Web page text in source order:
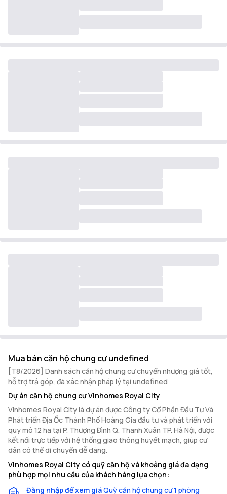
Mua bán căn hộ chung cư undefined
[T8/2026] Danh sách căn hộ chung cư chuyển nhượng giá tốt,
hỗ trợ trả góp, đã xác nhận pháp lý tại undefined
Dự án căn hộ chung cư Vinhomes Royal City
Vinhomes Royal City là dự án được Công ty Cổ Phần Đầu Tư Và
Phát triển Địa Ốc Thành Phố Hoàng Gia đầu tư và phát triển với
quy mô 12 ha tại P. Thượng Đình Q. Thanh Xuân TP. Hà Nội, được
kết nối trực tiếp với hệ thống giao thông huyết mạch, giúp cư
dân có thể di chuyển dễ dàng.
Vinhomes Royal City có quỹ căn hộ và khoảng giá đa dạng
phù hợp mọi nhu cầu của khách hàng lựa chọn:
Đăng nhập để xem giáQuỹ căn hộ chung cư 1 phòng